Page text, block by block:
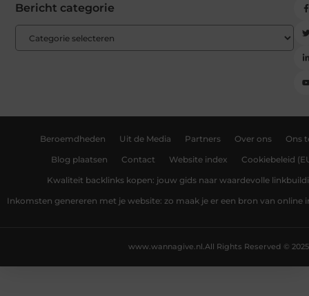
Bericht categorie
Beroemdheden Uit de Media Partners Over ons Ons
Blog plaatsen Contact Website index Cookiebeleid
Kwaliteit backlinks kopen: jouw gids naar waardevolle
Inkomsten genereren met je website: zo maak je er een bron van online
All Rights Reserved © 2025
www.wannagive.nl.